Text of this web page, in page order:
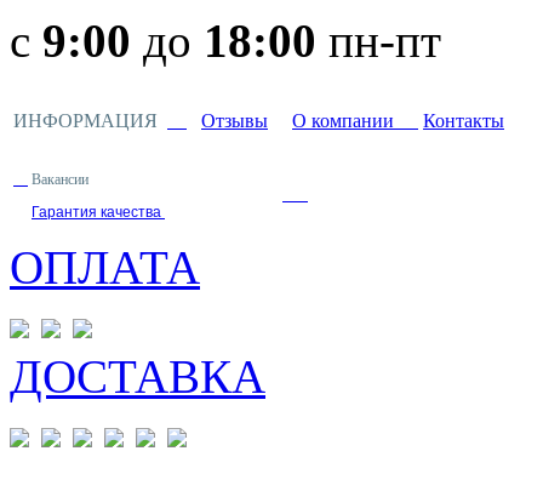
с 9:00 до 18:00 пн-пт
ИНФОРМАЦИЯ Отзывы О компании Контакты
Вакансии
Гарантия качества
ОПЛАТА
ДОСТАВКА